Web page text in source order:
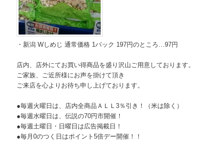
・新潟 Wしめじ 通常価格 1パック 197円のところ…97円
店内、店外にてお買い得商品を盛り沢山ご用意しております。
ご家族、ご近所様にお声を掛けて頂き
ご来店を心よりお待ち申し上げております。
●毎週火曜日は、店内全商品ＡＬＬ3％引き！（米は除く）
●毎週水曜日は、伝説の70円市開催！
●毎週土曜日・日曜日は広告掲載日！
●毎月0のつく日はポイント5倍デー開催！！